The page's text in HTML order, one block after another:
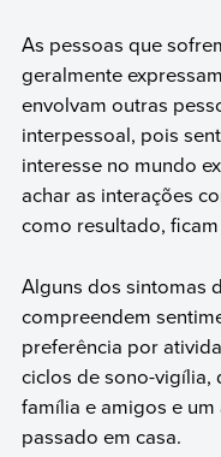
As pessoas que
geralmente
envolvam outras
interpessoal, pois
interesse no mundo
achar as interações
como resultado,
Alguns dos sintomas
compreendem
preferência por
ciclos de sono-vigília,
família e amigos e
passado em casa.